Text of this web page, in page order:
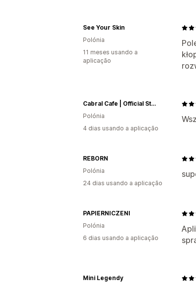
See Your Skin
Polónia
11 meses usando a
aplicação
Cabral Cafe | Official Store®
Polónia
4 dias usando a aplicação
REBORN
Polónia
24 dias usando a aplicação
PAPIERNICZENI
Polónia
6 dias usando a aplicação
Mini Legendy